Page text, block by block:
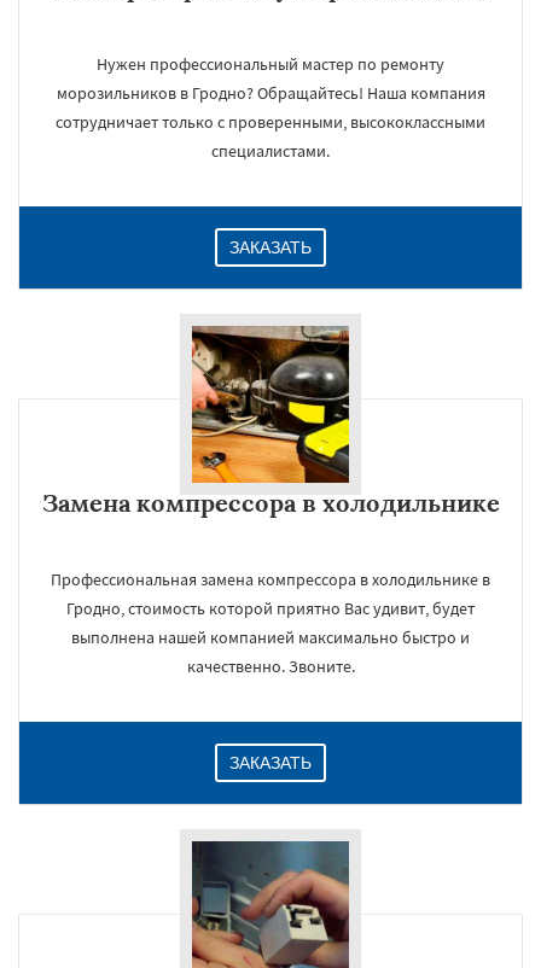
Нужен профессиональный мастер по ремонту
морозильников в Гродно? Обращайтесь! Наша компания
сотрудничает только с проверенными, высококлассными
специалистами.
ЗАКАЗАТЬ
Замена компрессора в холодильнике
Профессиональная замена компрессора в холодильнике в
Гродно, стоимость которой приятно Вас удивит, будет
выполнена нашей компанией максимально быстро и
качественно. Звоните.
ЗАКАЗАТЬ
×
Даю согласие на обработку персональных данных